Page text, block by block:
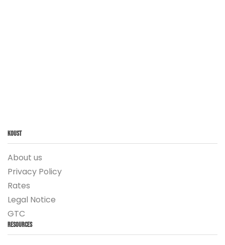
Koust
About us
Privacy Policy
Rates
Legal Notice
GTC
Resources